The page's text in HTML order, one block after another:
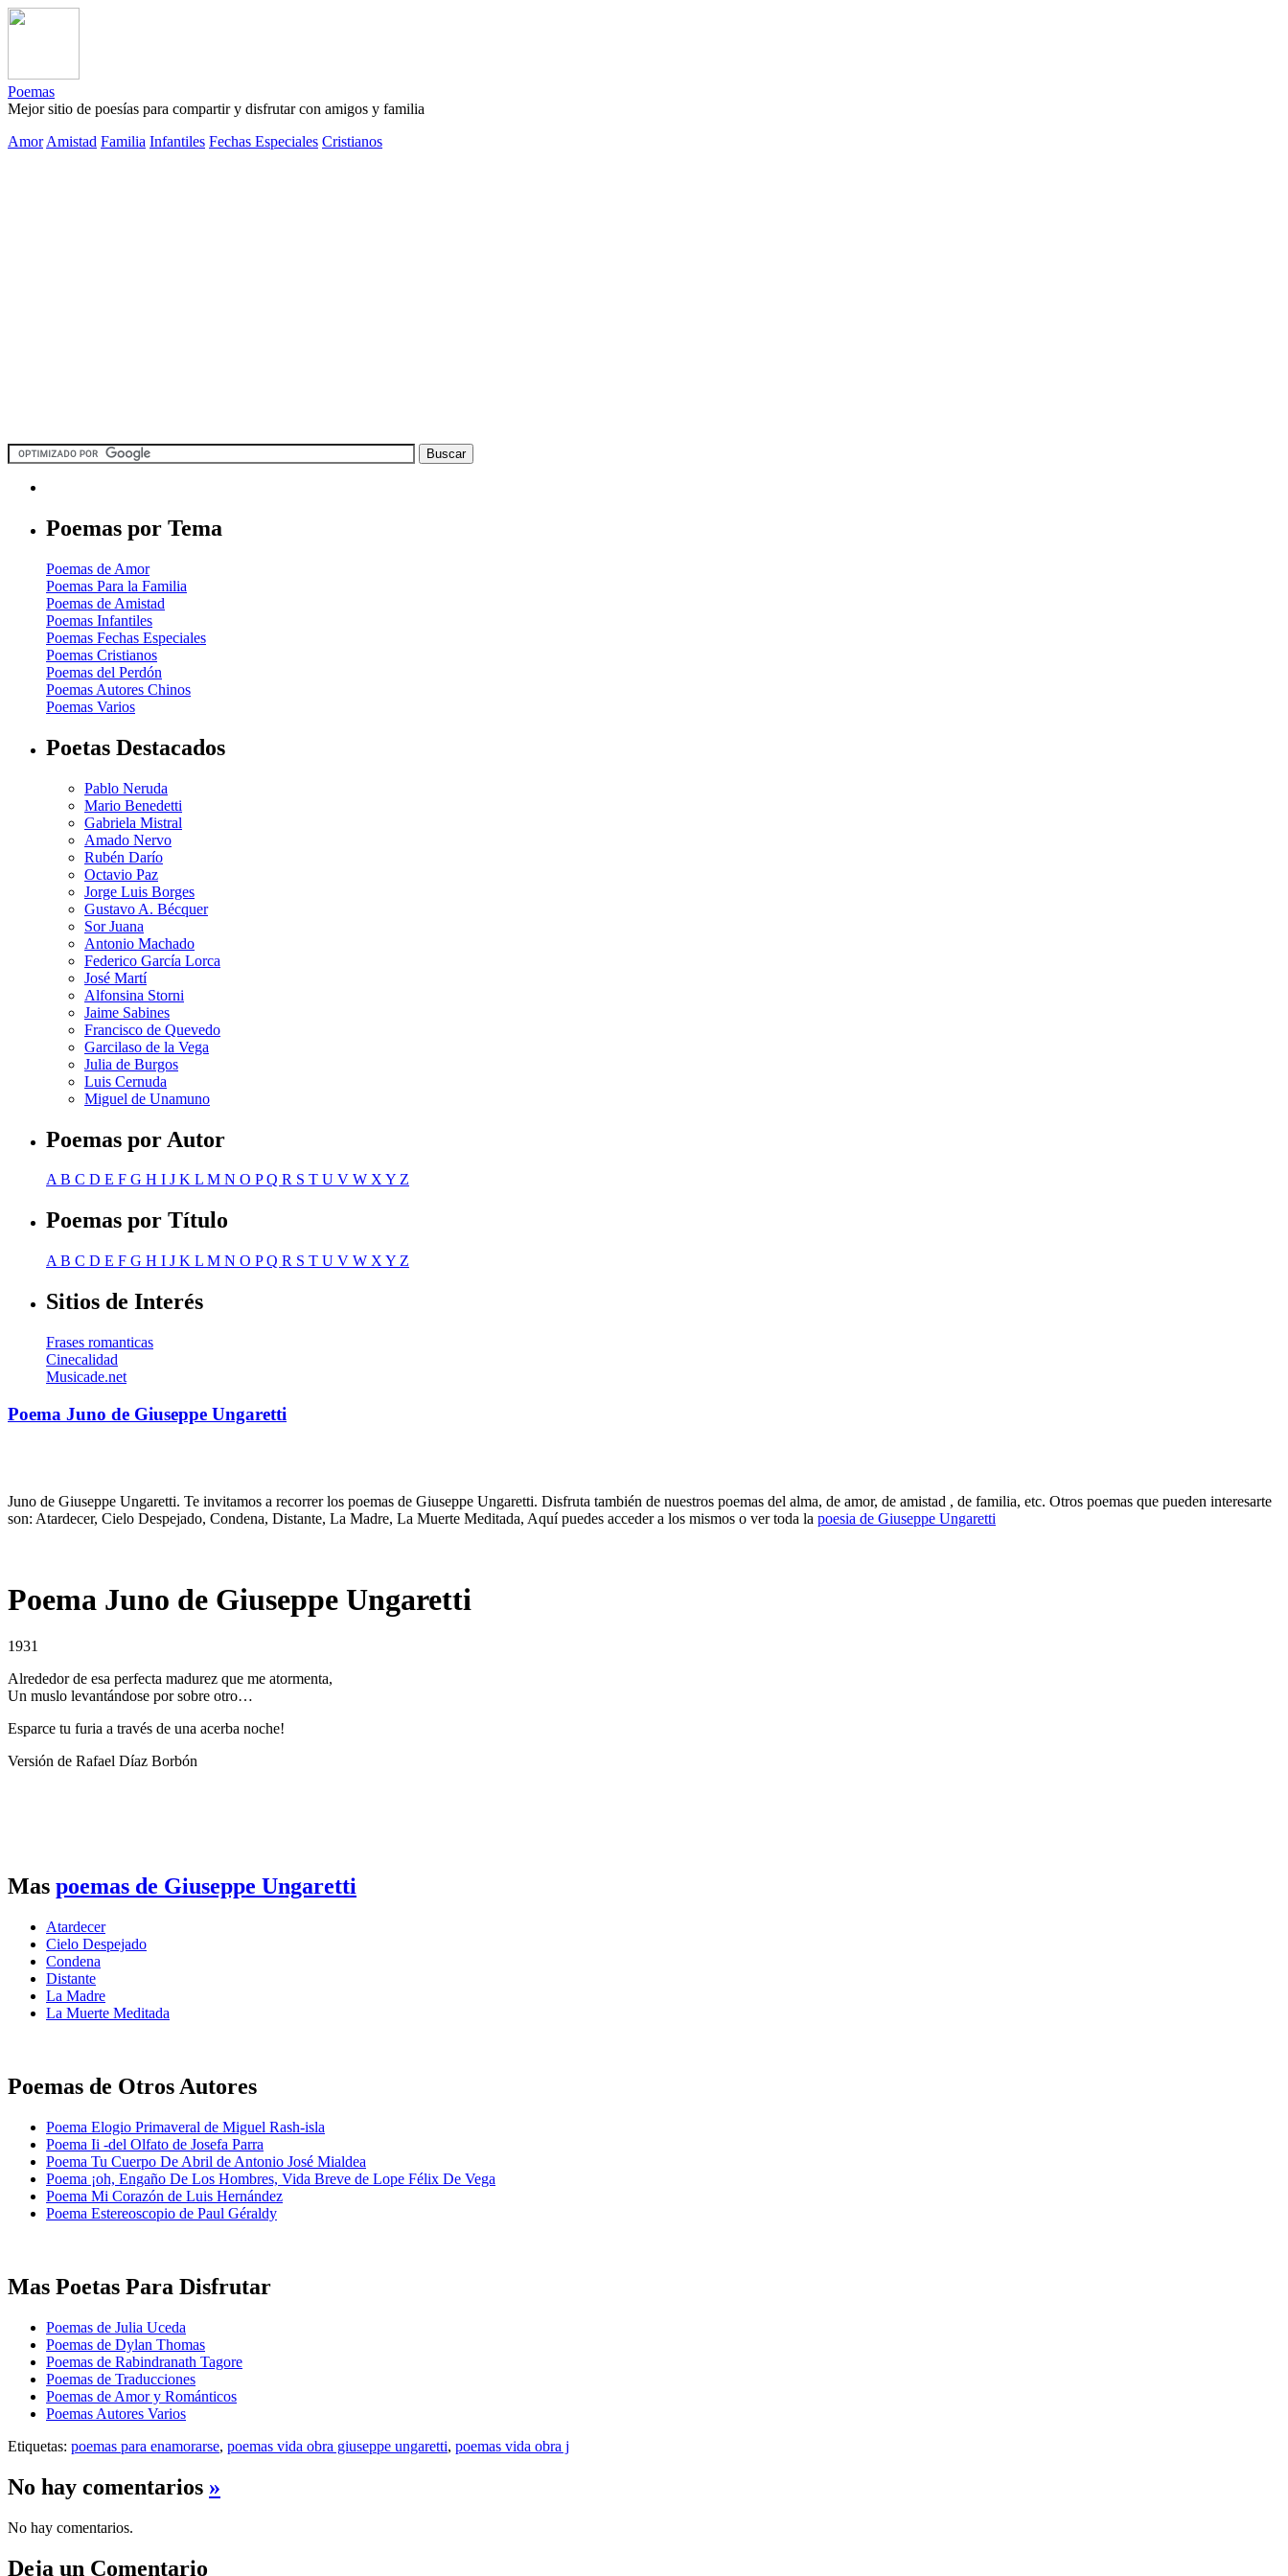
Poemas
Mejor sitio de poesías para compartir y disfrutar con amigos y familia
Amor Amistad Familia Infantiles Fechas Especiales Cristianos
Poemas por Tema
Poemas de Amor
Poemas Para la Familia
Poemas de Amistad
Poemas Infantiles
Poemas Fechas Especiales
Poemas Cristianos
Poemas del Perdón
Poemas Autores Chinos
Poemas Varios
Poetas Destacados
Pablo Neruda
Mario Benedetti
Gabriela Mistral
Amado Nervo
Rubén Darío
Octavio Paz
Jorge Luis Borges
Gustavo A. Bécquer
Sor Juana
Antonio Machado
Federico García Lorca
José Martí
Alfonsina Storni
Jaime Sabines
Francisco de Quevedo
Garcilaso de la Vega
Julia de Burgos
Luis Cernuda
Miguel de Unamuno
Poemas por Autor
AB C D E F G H I J K L M N O PQ R S T U V W XY Z
Poemas por Título
A B C D E F G H I J K L M N O PQ R S T U V W X Y Z
Sitios de Interés
Frases romanticas
Cinecalidad
Musicade.net
Poema Juno de Giuseppe Ungaretti
Juno de Giuseppe Ungaretti. Te invitamos a recorrer los poemas de Giuseppe Ungaretti. Disfruta también de nuestros poemas del alma, de amor, de amistad , de familia, etc. Otros poemas que pueden interesarte
son: Atardecer, Cielo Despejado, Condena, Distante, La Madre, La Muerte Meditada, Aquí puedes acceder a los mismos o ver toda la poesia de Giuseppe Ungaretti
Poema Juno de Giuseppe Ungaretti
1931
Alrededor de esa perfecta madurez que me atormenta,
Un muslo levantándose por sobre otro…
Esparce tu furia a través de una acerba noche!
Versión de Rafael Díaz Borbón
Mas poemas de Giuseppe Ungaretti
Atardecer
Cielo Despejado
Condena
Distante
La Madre
La Muerte Meditada
Poemas de Otros Autores
Poema Elogio Primaveral de Miguel Rash-isla
Poema Ii -del Olfato de Josefa Parra
Poema Tu Cuerpo De Abril de Antonio José Mialdea
Poema ¡oh, Engaño De Los Hombres, Vida Breve de Lope Félix De Vega
Poema Mi Corazón de Luis Hernández
Poema Estereoscopio de Paul Géraldy
Mas Poetas Para Disfrutar
Poemas de Julia Uceda
Poemas de Dylan Thomas
Poemas de Rabindranath Tagore
Poemas de Traducciones
Poemas de Amor y Románticos
Poemas Autores Varios
Etiquetas: poemas para enamorarse, poemas vida obra giuseppe ungaretti, poemas vida obra j
No hay comentarios »
No hay comentarios.
Deja un Comentario